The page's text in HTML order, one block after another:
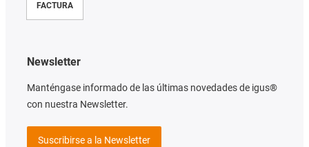
FACTURA
Newsletter
Manténgase informado de las últimas novedades de igus®
con nuestra Newsletter.
Suscribirse a la Newsletter